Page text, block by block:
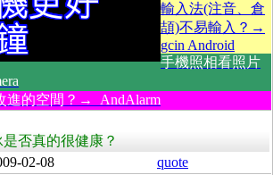
輸入法(注音、倉
頡)不易輸入？→
gcin Android
手機照相看照片
進的空間？→ AndAlarm
否真的很健康？
02-08 quote